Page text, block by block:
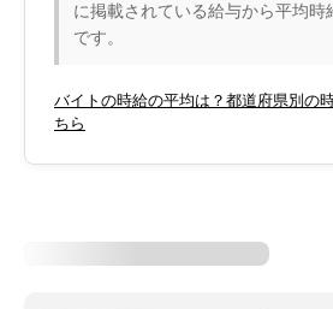
に掲載されている給与から平均時
です。
バイトの時給の平均は？都道府県別の
ちら